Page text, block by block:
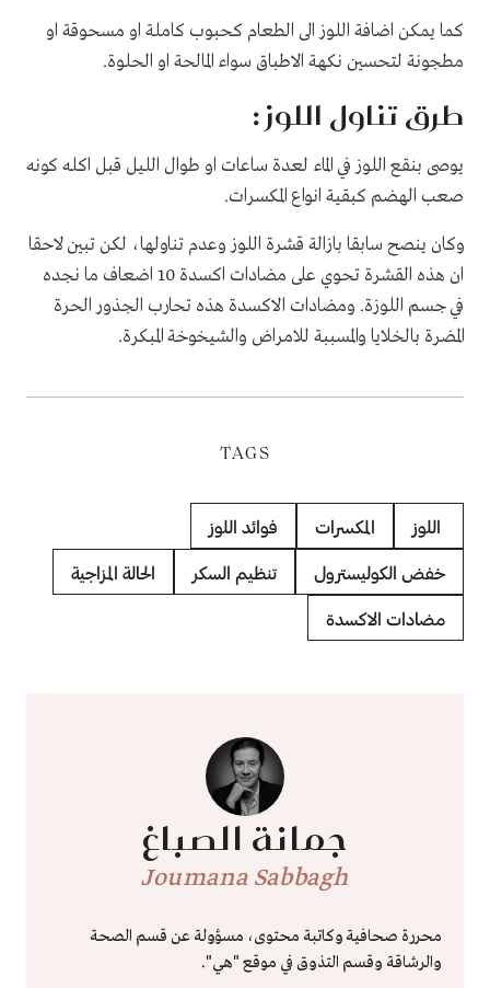
كما يمكن اضافة اللوز الى الطعام كحبوب كاملة او مسحوقة او
مطجونة لتحسين نكهة الاطباق سواء المالحة او الحلوة.
طرق تناول اللوز :
يوصى بنقع اللوز في الماء لعدة ساعات او طوال الليل قبل اكله كونه
صعب الهضم كبقية انواع المكسرات.
وكان ينصح سابقا بازالة قشرة اللوز وعدم تناولها، لكن تبين لاحقا
ان هذه القشرة تحوي على مضادات اكسدة 10 اضعاف ما نجده
في جسم اللوزة. ومضادات الاكسدة هذه تحارب الجذور الحرة
المضرة بالخلايا والمسببة للامراض والشيخوخة المبكرة.
TAGS
اللوز المكسرات فوائد اللوز
خفض الكوليسترول تنظيم السكر الحالة المزاجية
مضادات الاكسدة
جمانة الصباغ
Joumana Sabbagh
محررة صحافية وكاتبة محتوى، مسؤولة عن قسم الصحة
والرشاقة وقسم التذوق في موقع "هي".